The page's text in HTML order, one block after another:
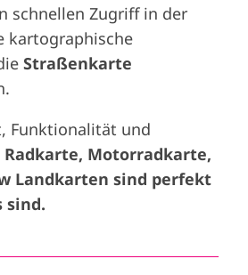
schnellen Zugriff in der
kartographische
Straßenkarte
Funktionalität und
Radkarte, Motorradkarte,
Landkarten sind perfekt
sind.